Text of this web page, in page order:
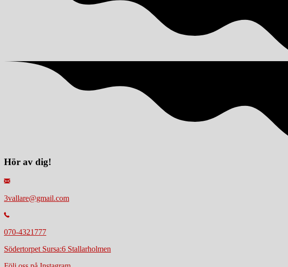
Hör av dig!
3vallare@gmail.com
070-4321777
Södertorpet Sursa:6 Stallarholmen